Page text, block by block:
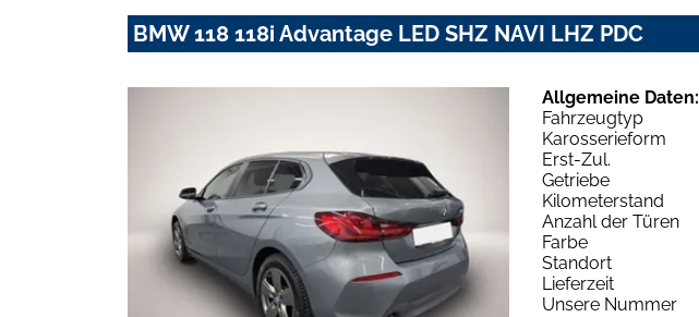
BMW 118 118i Advantage LED SHZ NAVI LHZ PDC
Allgemeine Daten:
Fahrzeugtyp
Karosserieform
Erst-Zul.
Getriebe
Kilometerstand
Anzahl der Türen
Farbe
Standort
Lieferzeit
Unsere Nummer